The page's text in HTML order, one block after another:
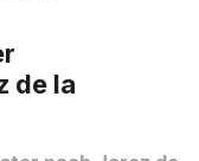
de la